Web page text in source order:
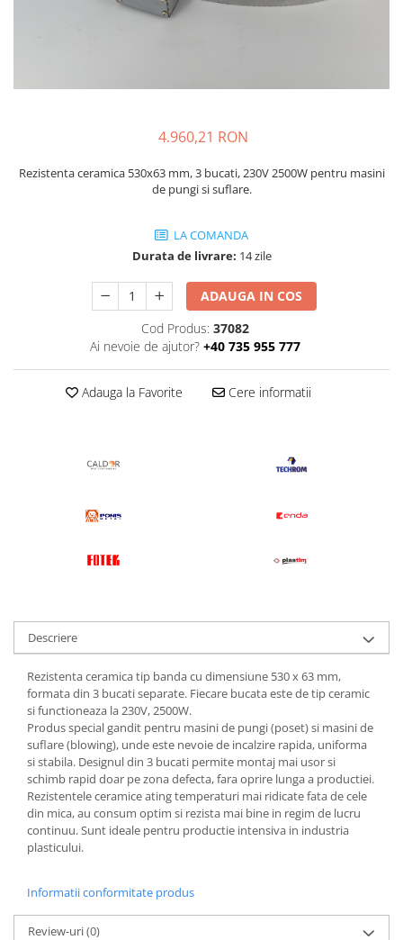
Rezistente electrice banda mica
Rezistentele tubulare flexibile
Incalzitor ceramic infrarosu
Rezistente electrice tubulara
4.960,21 RON
Rezistenta ceramica 530x63 mm, 3 bucati, 230V 2500W pentru masini
de pungi si suflare.
LA COMANDA
Durata de livrare: 14 zile
ADAUGA IN COS
Cod Produs: 37082
Ai nevoie de ajutor? +40 735 955 777
Adauga la Favorite Cere informatii
Descriere
Rezistenta ceramica tip banda cu dimensiune 530 x 63 mm,
formata din 3 bucati separate. Fiecare bucata este de tip ceramic
si functioneaza la 230V, 2500W.
Produs special gandit pentru masini de pungi (poset) si masini de
suflare (blowing), unde este nevoie de incalzire rapida, uniforma
si stabila. Designul din 3 bucati permite montaj mai usor si
schimb rapid doar pe zona defecta, fara oprire lunga a productiei.
Rezistentele ceramice ating temperaturi mai ridicate fata de cele
din mica, au consum optim si rezista mai bine in regim de lucru
continuu. Sunt ideale pentru productie intensiva in industria
plasticului.
Informatii conformitate produs
Review-uri(0)